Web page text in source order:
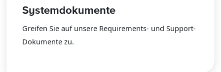
Systemdokumente
Greifen Sie auf unsere Requirements- und Support-
Dokumente zu.